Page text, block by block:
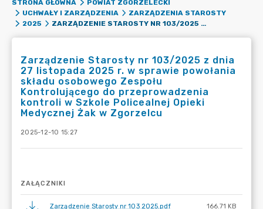
STRONA GŁÓWNA
POWIAT ZGORZELECKI
UCHWAŁY I ZARZĄDZENIA
ZARZĄDZENIA STAROSTY
2025
ZARZĄDZENIE STAROSTY NR 103/2025 Z DNIA 27 LISTOPADA 2025 R. W SPRAWIE POWOŁANIA SKŁADU OSOBOWEGO ZESPOŁU KONTROLUJĄCEGO DO PRZEPROWADZENIA KONTROLI W SZKOLE POLICEALNEJ OPIEKI MEDYCZNEJ ŻAK W ZGORZELCU
Zarządzenie Starosty nr 103/2025 z dnia
27 listopada 2025 r. w sprawie powołania
składu osobowego Zespołu
Kontrolującego do przeprowadzenia
kontroli w Szkole Policealnej Opieki
Medycznej Żak w Zgorzelcu
2025-12-10 15:27
ZAŁĄCZNIKI
Zarządzenie Starosty nr 103 2025.pdf 166.71 KB